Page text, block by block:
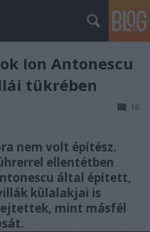
Ion Antonescu
tükrében
16
nem volt építész.
ellentétben
által épített,
külalakjai is
mint másfél